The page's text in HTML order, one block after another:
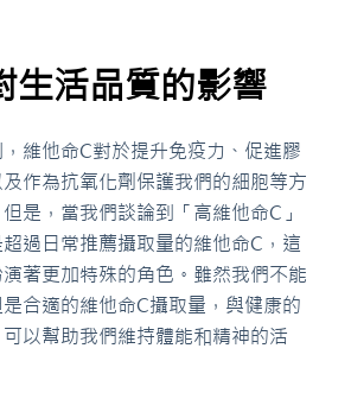
生活品質的影響
維他命C對於提升免疫力、促進膠
作為抗氧化劑保護我們的細胞等方
是，當我們談論到「高維他命C」
過日常推薦攝取量的維他命C，這
著更加特殊的角色。雖然我們不能
合適的維他命C攝取量，與健康的
以幫助我們維持體能和精神的活